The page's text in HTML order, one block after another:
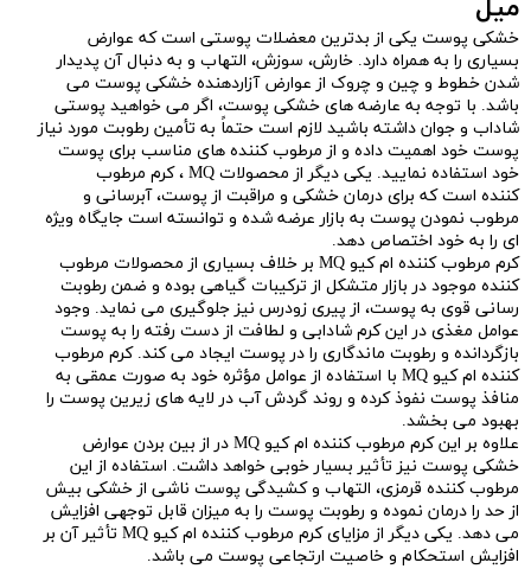
میل
خشکی پوست یکی از بدترین معضلات پوستی است که عوارض
بسیاری را به همراه دارد. خارش، سوزش، التهاب و به دنبال آن پدیدار
شدن خطوط و چین و چروک از عوارض آزاردهنده خشکی پوست می
باشد. با توجه به عارضه های خشکی پوست، اگر می خواهید پوستی
شاداب و جوان داشته باشید لازم است حتماً به تأمین رطوبت مورد نیاز
پوست خود اهمیت داده و از مرطوب کننده های مناسب برای پوست
خود استفاده نمایید. یکی دیگر از محصولات MQ ، کرم مرطوب
کننده است که برای درمان خشکی و مراقبت از پوست، آبرسانی و
مرطوب نمودن پوست به بازار عرضه شده و توانسته است جایگاه ویژه
ای را به خود اختصاص دهد.
کرم مرطوب کننده ام کیو MQ بر خلاف بسیاری از محصولات مرطوب
کننده موجود در بازار متشکل از ترکیبات گیاهی بوده و ضمن رطوبت
رسانی قوی به پوست، از پیری زودرس نیز جلوگیری می نماید. وجود
عوامل مغذی در این کرم شادابی و لطافت از دست رفته را به پوست
بازگردانده و رطوبت ماندگاری را در پوست ایجاد می کند. کرم مرطوب
کننده ام کیو MQ با استفاده از عوامل مؤثره خود به صورت عمقی به
منافذ پوست نفوذ کرده و روند گردش آب در لایه های زیرین پوست را
بهبود می بخشد.
علاوه بر این کرم مرطوب کننده ام کیو MQ در از بین بردن عوارض
خشکی پوست نیز تأثیر بسیار خوبی خواهد داشت. استفاده از این
مرطوب کننده قرمزی، التهاب و کشیدگی پوست ناشی از خشکی بیش
از حد را درمان نموده و رطوبت پوست را به میزان قابل توجهی افزایش
می دهد. یکی دیگر از مزایای کرم مرطوب کننده ام کیو MQ تأثیر آن بر
افزایش استحکام و خاصیت ارتجاعی پوست می باشد.